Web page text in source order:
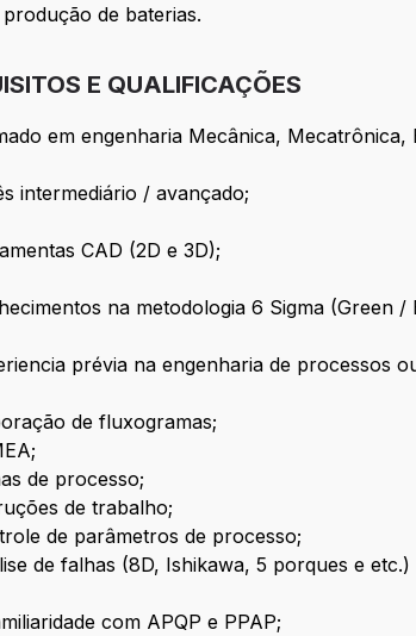
produção de baterias.
E QUALIFICAÇÕES
em engenharia Mecânica, Mecatrônica,
intermediário / avançado;
CAD (2D e 3D);
na metodologia 6 Sigma (Green /
prévia na engenharia de processos
de fluxogramas;
de processo;
de trabalho;
de parâmetros de processo;
de falhas (8D, Ishikawa, 5 porques e etc.)
com APQP e PPAP;